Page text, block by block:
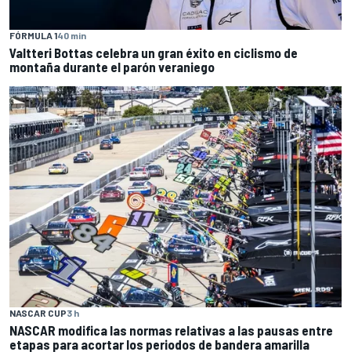
FÓRMULA 140 min
Valtteri Bottas celebra un gran éxito en ciclismo de
montaña durante el parón veraniego
NASCAR CUP3 h
NASCAR modifica las normas relativas a las pausas entre
etapas para acortar los periodos de bandera amarilla